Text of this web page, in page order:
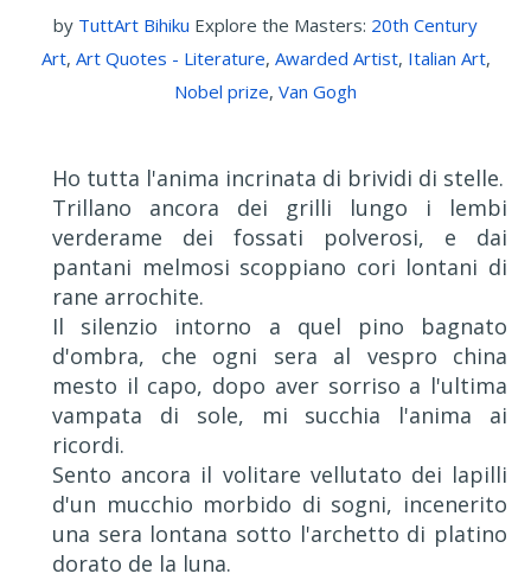
by TuttArt Bihiku Explore the Masters: 20th Century
Art, Art Quotes - Literature, Awarded Artist, Italian Art,
Nobel prize, Van Gogh
Ho tutta l'anima incrinata di brividi di stelle.
Trillano ancora dei grilli lungo i lembi
verderame dei fossati polverosi, e dai
pantani melmosi scoppiano cori lontani di
rane arrochite.
Il silenzio intorno a quel pino bagnato
d'ombra, che ogni sera al vespro china
mesto il capo, dopo aver sorriso a l'ultima
vampata di sole, mi succhia l'anima ai
ricordi.
Sento ancora il volitare vellutato dei lapilli
d'un mucchio morbido di sogni, incenerito
una sera lontana sotto l'archetto di platino
dorato de la luna.